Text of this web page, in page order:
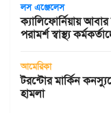
লস এঞ্জেলেস
ক্যালিফোর্নিয়ায়
পরামর্শ স্বাস্থ্য
আমেরিকা
টরন্টোর মার্কিন
হামলা